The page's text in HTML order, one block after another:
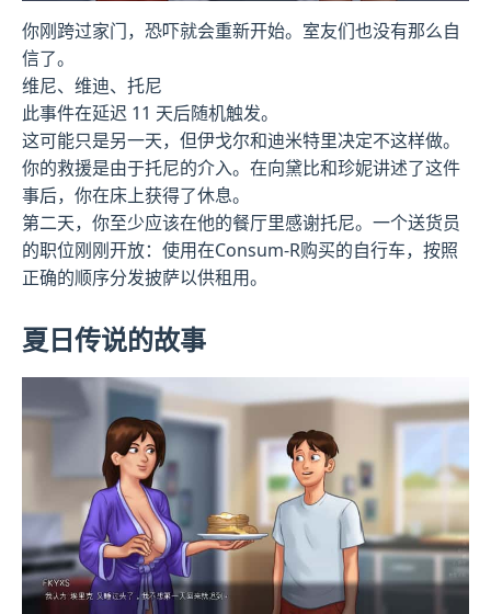
你刚跨过家门，恐吓就会重新开始。室友们也没有那么自
信了。
维尼、维迪、托尼
此事件在延迟 11 天后随机触发。
这可能只是另一天，但伊戈尔和迪米特里决定不这样做。
你的救援是由于托尼的介入。在向黛比和珍妮讲述了这件
事后，你在床上获得了休息。
第二天，你至少应该在他的餐厅里感谢托尼。一个送货员
的职位刚刚开放：使用在Consum-R购买的自行车，按照
正确的顺序分发披萨以供租用。
夏日传说的故事